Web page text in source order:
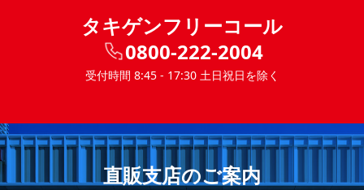
タキゲンフリーコール
0800-222-2004
受付時間 8:45 - 17:30 土日祝日を除く
直販支店のご案内